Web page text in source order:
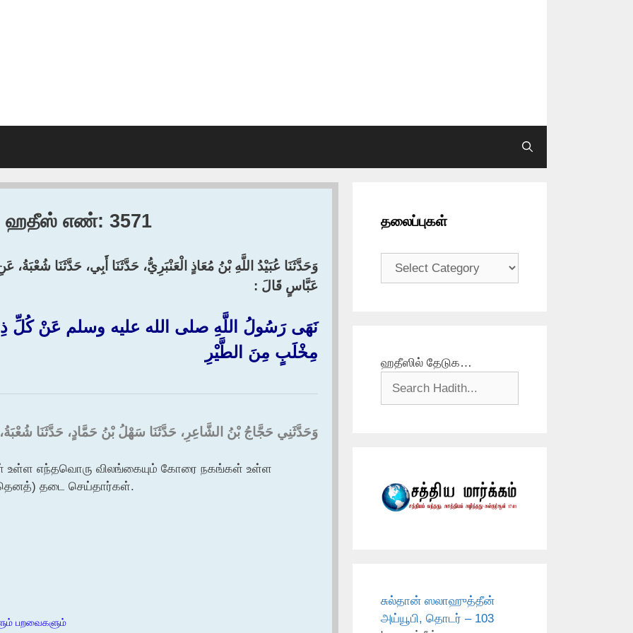
ஹதீஸ் எண்: 3571
وَحَدَّثَنَا عُبَيْدُ اللَّهِ بْنُ مُعَاذٍ الْعَنْبَرِيُّ، حَدَّثَنَا أَبِي، حَدَّثَنَا
عَبَّاسٍ قَالَ :‏
نَهَى رَسُولُ اللَّهِ صلى الله عليه وسلم عَنْ
مِخْلَبٍ مِنَ الطَّيْرِ ‏
وَحَدَّثَنِي حَجَّاجُ بْنُ الشَّاعِرِ، حَدَّثَنَا سَهْلُ بْنُ حَمَّادٍ، حَدَّثَنَا شُعْبَةُ،
எந்தவொரு விலங்கையும் கோரை நகங்கள் உள்ள
தடை செய்தார்கள்.
பறவைகளும்
தலைப்புகள்
தலைப்புகள்
ஹதீஸில் தேடுக…
சுல்தான் ஸலாஹுத்தீன்
அய்யூபி, தொடர் – 103